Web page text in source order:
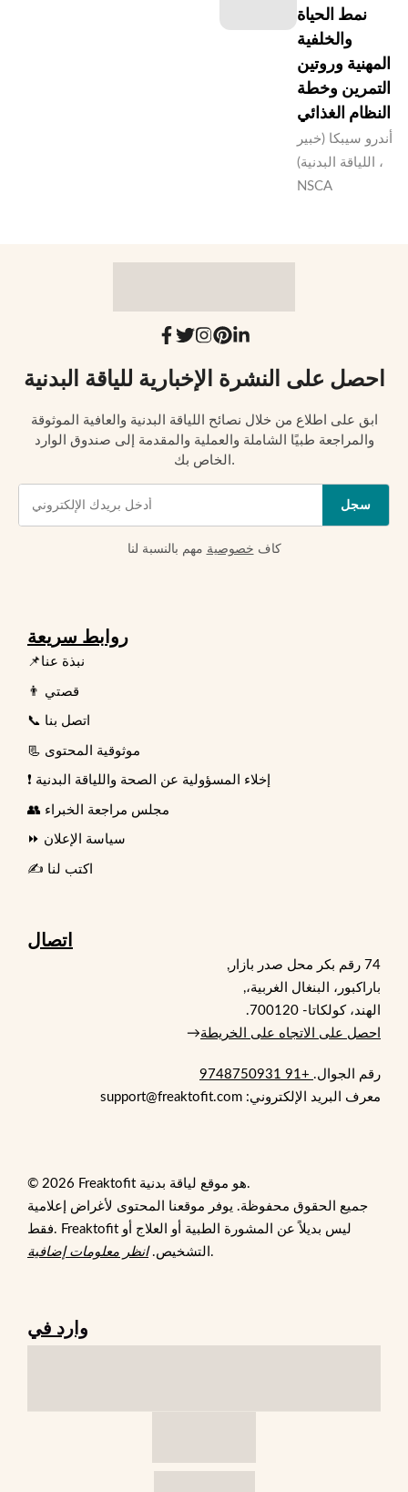
نمط الحياة
والخلفية
المهنية وروتين
التمرين وخطة
النظام الغذائي
أندرو سيبكا (خبير
اللياقة البدنية) ،
NSCA
احصل على النشرة الإخبارية للياقة البدنية
ابق على اطلاع من خلال نصائح اللياقة البدنية والعافية الموثوقة
والمراجعة طبيًا الشاملة والعملية والمقدمة إلى صندوق الوارد
الخاص بك.
سجل
كاف خصوصية مهم بالنسبة لنا
روابط سريعة
📌نبذة عنا
👨 قصتي
📞 اتصل بنا
📃 موثوقية المحتوى
❗ إخلاء المسؤولية عن الصحة واللياقة البدنية
👥 مجلس مراجعة الخبراء
⏩ سياسة الإعلان
✍️ اكتب لنا
اتصال
74 رقم بكر محل صدر بازار,
باراكبور، البنغال الغربية،,
الهند، كولكاتا- 700120.
احصل على الاتجاه على الخريطة→
رقم الجوال. +91 9748750931
معرف البريد الإلكتروني: support@freaktofit.com
© 2026 Freaktofit هو موقع لياقة بدنية.
جميع الحقوق محفوظة. يوفر موقعنا المحتوى لأغراض إعلامية
فقط. Freaktofit ليس بديلاً عن المشورة الطبية أو العلاج أو
التشخيص.انظر معلومات إضافية .
وارد في